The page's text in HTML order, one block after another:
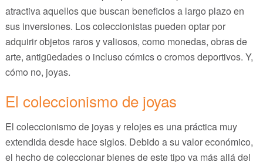
atractiva aquellos que buscan beneficios a largo plazo en
sus inversiones. Los coleccionistas pueden optar por
adquirir objetos raros y valiosos, como monedas, obras de
arte, antigüedades o incluso cómics o cromos deportivos. Y,
cómo no, joyas.
El coleccionismo de joyas
El coleccionismo de joyas y relojes es una práctica muy
extendida desde hace siglos. Debido a su valor económico,
el hecho de coleccionar bienes de este tipo va más allá del